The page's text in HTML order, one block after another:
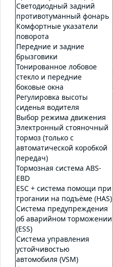
Светодиодный задний
противотуманный фонарь
Комфортные указатели
поворота
Передние и задние
брызговики
Тонированное лобовое
стекло и передние
боковые окна
Регулировка высоты
сиденья водителя
Выбор режима движения
Электронный стояночный
тормоз (только с
автоматической коробкой
передач)
Тормозная система ABS-
EBD
ESC + система помощи при
трогании на подъёме (HAS)
Система предупреждения
об аварийном торможении
(ESS)
Система управления
устойчивостью
автомобиля (VSM)